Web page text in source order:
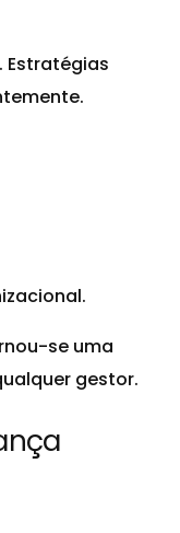
Estratégias
se uma
gestor.